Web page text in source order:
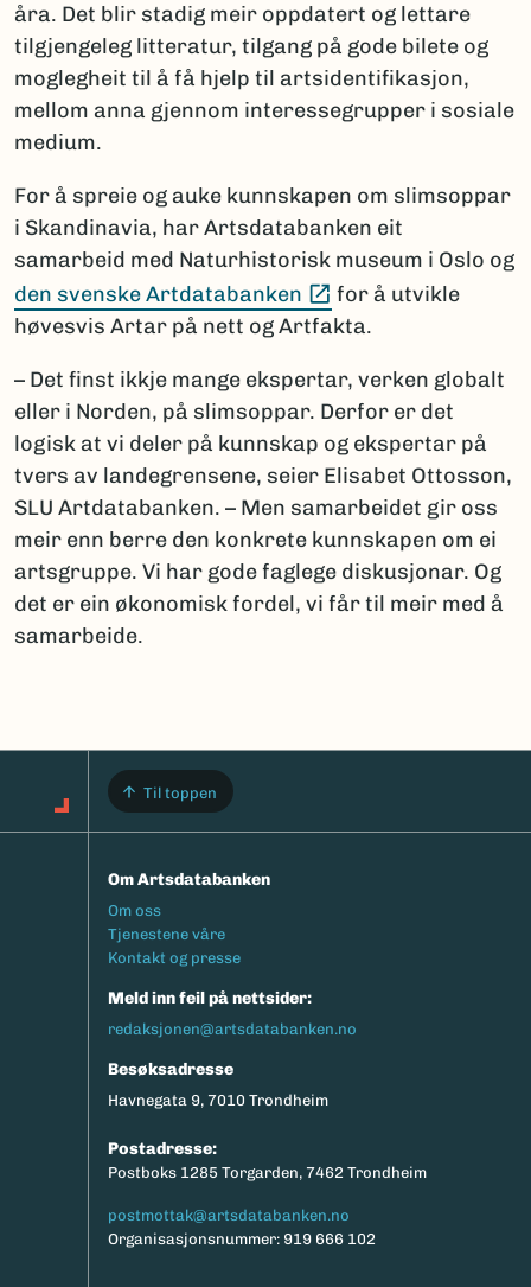
åra. Det blir stadig meir oppdatert og lettare
tilgjengeleg litteratur, tilgang på gode bilete og
moglegheit til å få hjelp til artsidentifikasjon,
mellom anna gjennom interessegrupper i sosiale
medium.
For å spreie og auke kunnskapen om slimsoppar
i Skandinavia, har Artsdatabanken eit
samarbeid med Naturhistorisk museum i Oslo og
den svenske Artdatabanken
(Ekstern lenke)
for å utvikle
høvesvis Artar på nett og Artfakta.
– Det finst ikkje mange ekspertar, verken globalt
eller i Norden, på slimsoppar. Derfor er det
logisk at vi deler på kunnskap og ekspertar på
tvers av landegrensene, seier Elisabet Ottosson,
SLU Artdatabanken. – Men samarbeidet gir oss
meir enn berre den konkrete kunnskapen om ei
artsgruppe. Vi har gode faglege diskusjonar. Og
det er ein økonomisk fordel, vi får til meir med å
samarbeide.
Til toppen
Om Artsdatabanken
Footermeny
Om oss
Tjenestene våre
Kontakt og presse
Meld inn feil på nettsider:
redaksjonen@artsdatabanken.no
Besøksadresse
Havnegata 9, 7010 Trondheim
Postadresse:
Postboks 1285 Torgarden, 7462 Trondheim
postmottak@artsdatabanken.no
Organisasjonsnummer: 919 666 102